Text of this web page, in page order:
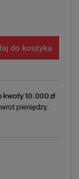
do koszyka